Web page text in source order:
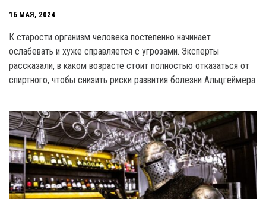
16 МАЯ, 2024
К старости организм человека постепенно начинает
ослабевать и хуже справляется с угрозами. Эксперты
рассказали, в каком возрасте стоит полностью отказаться от
спиртного, чтобы снизить риски развития болезни Альцгеймера.